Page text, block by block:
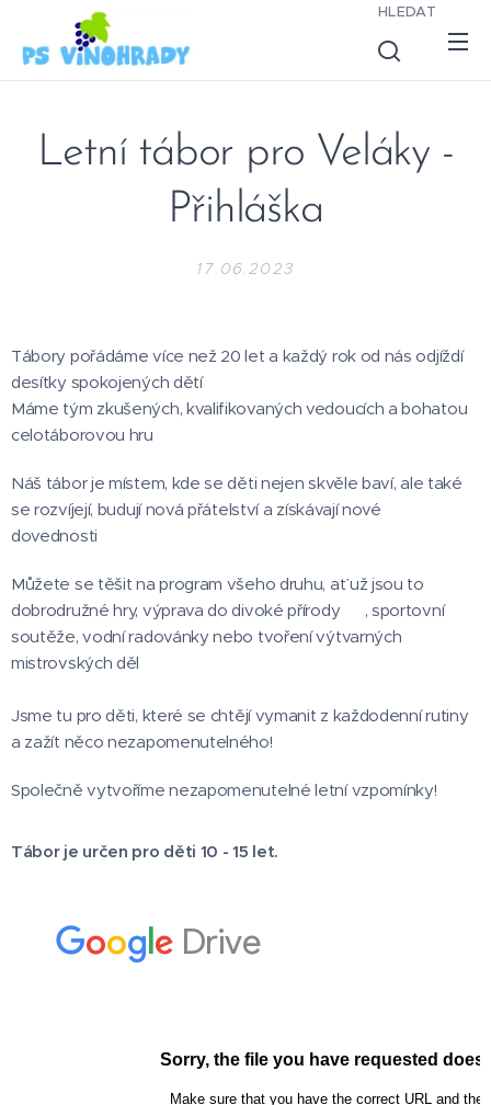
HLEDAT
Letní tábor pro Veláky -
Přihláška
17.06.2023
Tábory pořádáme více než 20 let a každý rok od nás odjíždí
desítky spokojených dětí 🤩
Máme tým zkušených, kvalifikovaných vedoucích a bohatou
celotáborovou hru 🎲
Náš tábor je místem, kde se děti nejen skvěle baví, ale také
se rozvíjejí, budují nová přátelství a získávají nové
dovednosti 💪
Můžete se těšit na program všeho druhu, ať už jsou to
dobrodružné hry, výprava do divoké přírody 🌳, sportovní
soutěže, vodní radovánky nebo tvoření výtvarných
mistrovských děl 🎨
Jsme tu pro děti, které se chtějí vymanit z každodenní rutiny
a zažít něco nezapomenutelného!
Společně vytvoříme nezapomenutelné letní vzpomínky! ⛺
Tábor je určen pro děti 10 - 15 let.